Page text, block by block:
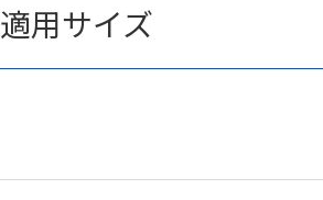
適用サイズ